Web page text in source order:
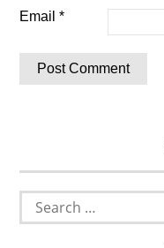
Email*
Search
for: